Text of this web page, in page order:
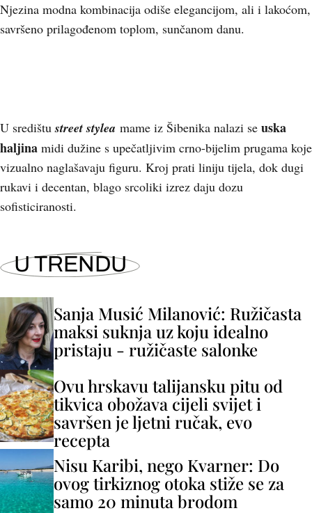
Njezina modna kombinacija odiše elegancijom, ali i lakoćom,
savršeno prilagođenom toplom, sunčanom danu.
U središtustreet stylea mame iz Šibenika nalazi se uska
haljina midi dužine s upečatljivim crno-bijelim prugama koje
vizualno naglašavaju figuru. Kroj prati liniju tijela, dok dugi
rukavi i decentan, blago srcoliki izrez daju dozu
sofisticiranosti.
U TRENDU
Sanja Musić Milanović: Ružičasta
maksi suknja uz koju idealno
pristaju - ružičaste salonke
Ovu hrskavu talijansku pitu od
tikvica obožava cijeli svijet i
savršen je ljetni ručak, evo
recepta
Nisu Karibi, nego Kvarner: Do
ovog tirkiznog otoka stiže se za
samo 20 minuta brodom